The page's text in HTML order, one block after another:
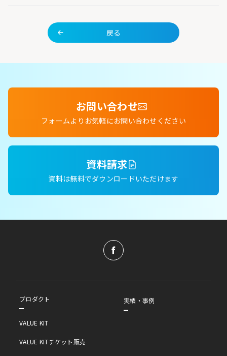
戻る
お問い合わせ
フォームよりお気軽にお問い合わせください
資料請求
資料は無料でダウンロードいただけます
プロダクト
VALUE KIT
VALUE KITチケット販売
実績・事例